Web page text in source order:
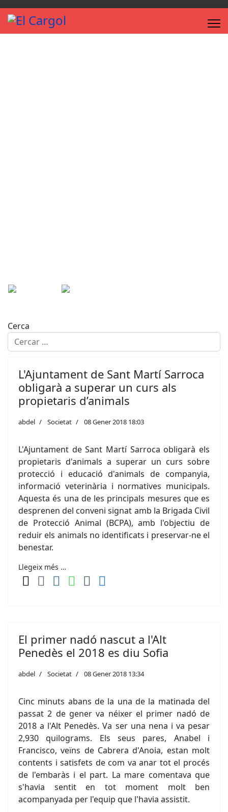
Cerca
L'Ajuntament de Sant Martí Sarroca
obligarà a superar un curs als
propietaris d’animals
abdel Societat 08 Gener 2018 18:03
L'Ajuntament de Sant Martí Sarroca obligarà els
propietaris d'animals a superar un curs sobre
protecció i educació d'animals de companyia,
informació veterinària i normatives municipals.
Aquesta és una de les principals mesures que es
desprenen del conveni signat amb la Brigada Civil
de Protecció Animal (BCPA), amb l'objectiu de
reduir els animals no identificats i preservar-ne el
benestar.
Llegeix més …
El primer nadó nascut a l'Alt
Penedès el 2018 es diu Sofia
abdel Societat 08 Gener 2018 13:34
Cinc minuts abans de la una de la matinada del
passat 2 de gener va néixer el primer nadó de
2018 a l'Alt Penedès. Va ser una nena i va pesar
2,930 quilograms. Els seus pares, Anabel i
Francisco, veïns de Cabrera d'Anoia, estan molt
contents i satisfets de com va anar tot el procés
de l'embaràs i el part. La mare comentava que
s'havia sentit en tot moment molt ben
acompanyada per l'equip que l'havia assistit.